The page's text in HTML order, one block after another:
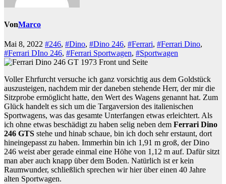
VonMarco
Mai 8, 2022 #246, #Dino, #Dino 246, #Ferrari, #Ferrari Dino,
#Ferrari DIno 246, #Ferrari Sportwagen, #Sportwagen
Voller Ehrfurcht versuche ich ganz vorsichtig aus dem Goldstück
auszusteigen, nachdem mir der daneben stehende Herr, der mir die
Sitzprobe ermöglicht hatte, den Wert des Wagens genannt hat. Zum
Glück handelt es sich um die Targaversion des italienischen
Sportwagens, was das gesamte Unterfangen etwas erleichtert. Als
ich ohne etwas beschädigt zu haben selig neben dem Ferrari Dino
246 GTS stehe und hinab schaue, bin ich doch sehr erstaunt, dort
hineingepasst zu haben. Immerhin bin ich 1,91 m groß, der Dino
246 weist aber gerade einmal eine Höhe von 1,12 m auf. Dafür sitzt
man aber auch knapp über dem Boden. Natürlich ist er kein
Raumwunder, schließlich sprechen wir hier über einen 40 Jahre
alten Sportwagen.